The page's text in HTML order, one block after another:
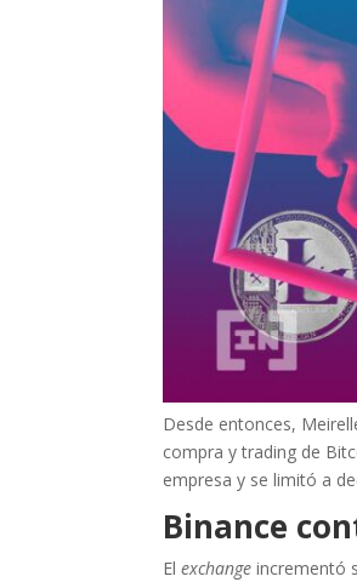
Desde entonces,
compra y trading de
empresa y se limitó a
Binance
Elexchangeincrementó